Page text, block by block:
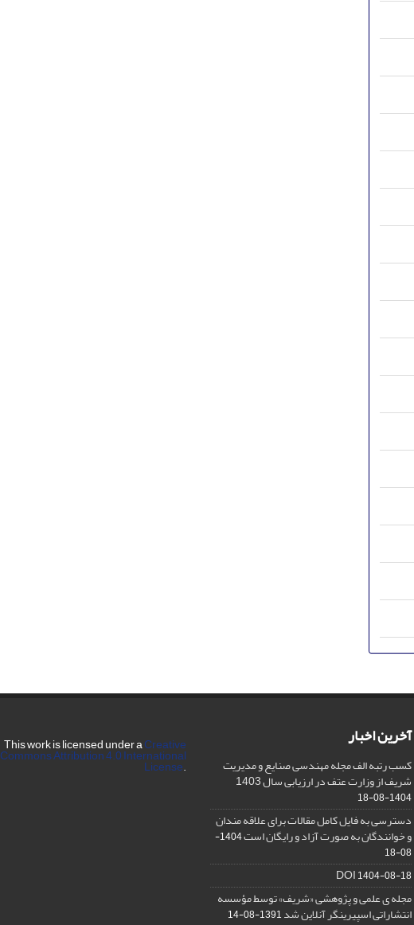
آخرین اخبار
کسب رتبه الف مجله مهندسی صنایع و مدیریت
شریف از وزارت عتف در ارزیابی سال 1403
1404-08-18
دسترسی به فایل کامل مقالات برای علاقه مندان
و خوانندگان به صورت آزاد و رایگان است
1404-
08-18
DOI1404-08-18
مجله ی علمی و پژوهشی «شریف» توسط مؤسسه
انتشاراتی اسپیرینگر آنلاین شد1391-08-14
This work is licensed under aCreative
Commons Attribution 4.0 International
License.